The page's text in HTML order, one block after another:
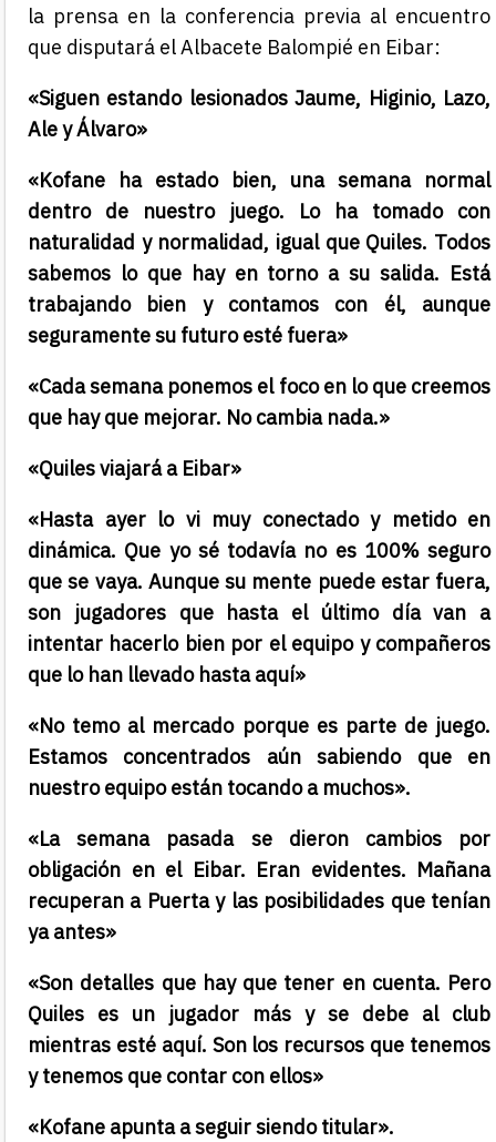
la prensa en la conferencia previa al encuentro
que disputará el Albacete Balompié en Eibar:
«Siguen estando lesionados Jaume, Higinio, Lazo,
Ale y Álvaro»
«Kofane ha estado bien, una semana normal
dentro de nuestro juego. Lo ha tomado con
naturalidad y normalidad, igual que Quiles. Todos
sabemos lo que hay en torno a su salida. Está
trabajando bien y contamos con él, aunque
seguramente su futuro esté fuera»
«Cada semana ponemos el foco en lo que creemos
que hay que mejorar. No cambia nada.»
«Quiles viajará a Eibar»
«Hasta ayer lo vi muy conectado y metido en
dinámica. Que yo sé todavía no es 100% seguro
que se vaya. Aunque su mente puede estar fuera,
son jugadores que hasta el último día van a
intentar hacerlo bien por el equipo y compañeros
que lo han llevado hasta aquí»
«No temo al mercado porque es parte de juego.
Estamos concentrados aún sabiendo que en
nuestro equipo están tocando a muchos».
«La semana pasada se dieron cambios por
obligación en el Eibar. Eran evidentes. Mañana
recuperan a Puerta y las posibilidades que tenían
ya antes»
«Son detalles que hay que tener en cuenta. Pero
Quiles es un jugador más y se debe al club
mientras esté aquí. Son los recursos que tenemos
y tenemos que contar con ellos»
«Kofane apunta a seguir siendo titular».